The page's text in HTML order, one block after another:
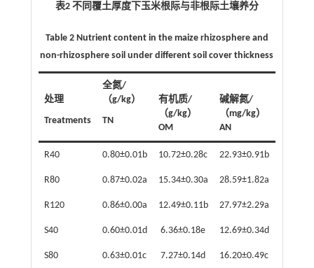
表2 不同覆土厚度下玉米根际与非根际土壤养分
Table 2 Nutrient content in the maize rhizosphere and
non-rhizosphere soil under different soil cover thickness
处理
Treatments
全氮/
（g/kg）
TN
有机质/
（g/kg）
OM
碱解氮/
（mg/kg）
AN
R40 0.80±0.01b 10.72±0.28c 22.93±0.91b
R80 0.87±0.02a 15.34±0.30a 28.59±1.82a
R120 0.86±0.00a 12.49±0.11b 27.97±2.29a
S40 0.60±0.01d 6.36±0.18e 12.69±0.34d
S80 0.63±0.01c 7.27±0.14d 16.20±0.49c